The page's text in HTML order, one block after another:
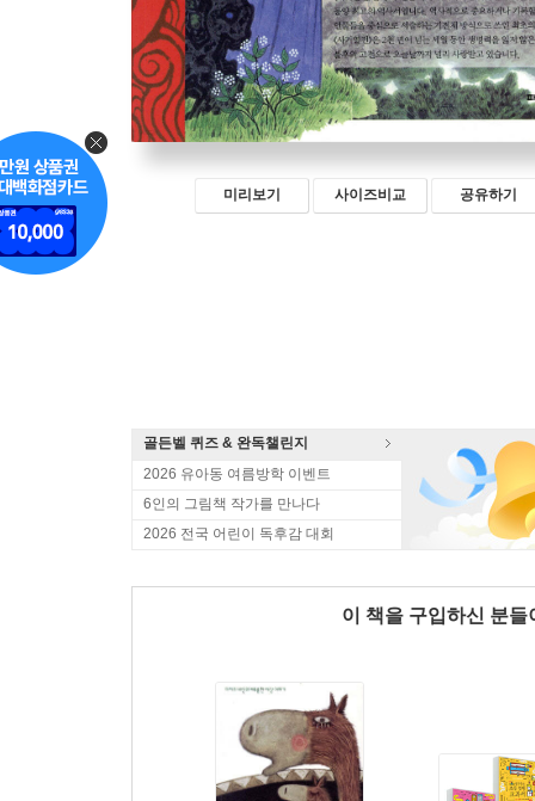
미리보기 사이즈비교 공유하기
골든벨 퀴즈 & 완독챌린지
2026 유아동 여름방학 이벤트
6인의 그림책 작가를 만나다
2026 전국 어린이 독후감 대회
이 책을 구입하신 분